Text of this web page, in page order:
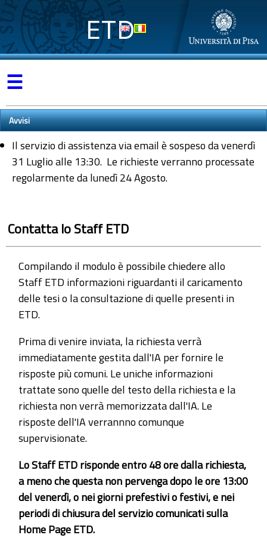
ETD
☰
Avvisi
Il servizio di assistenza via email è sospeso da venerdì
31 Luglio alle 13:30. Le richieste verranno processate
regolarmente da lunedì 24 Agosto.
Contatta lo Staff ETD
Compilando il modulo è possibile chiedere allo
Staff ETD informazioni riguardanti il caricamento
delle tesi o la consultazione di quelle presenti in
ETD.
Prima di venire inviata, la richiesta verrà
immediatamente gestita dall'IA per fornire le
risposte più comuni. Le uniche informazioni
trattate sono quelle del testo della richiesta e la
richiesta non verrà memorizzata dall'IA. Le
risposte dell'IA verrannno comunque
supervisionate.
Lo Staff ETD risponde entro 48 ore dalla richiesta,
a meno che questa non pervenga dopo le ore 13:00
del venerdì, o nei giorni prefestivi o festivi, e nei
periodi di chiusura del servizio comunicati sulla
Home Page ETD.